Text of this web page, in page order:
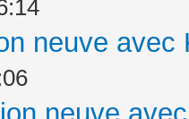
neuve avec